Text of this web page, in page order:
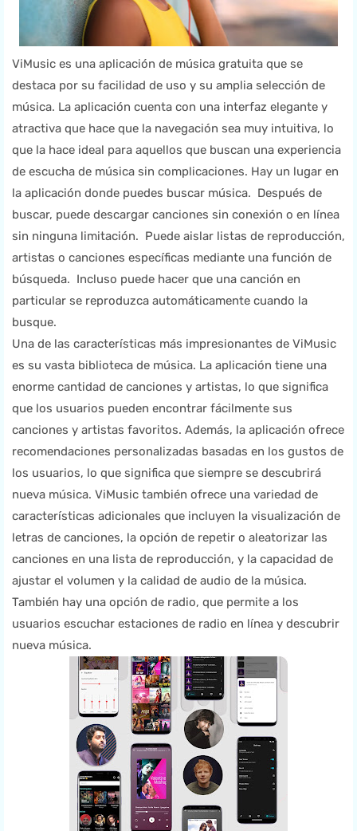
ViMusic es una aplicación de música gratuita que se
destaca por su facilidad de uso y su amplia selección de
música. La aplicación cuenta con una interfaz elegante y
atractiva que hace que la navegación sea muy intuitiva, lo
que la hace ideal para aquellos que buscan una experiencia
de escucha de música sin complicaciones. Hay un lugar en
la aplicación donde puedes buscar música. Después de
buscar, puede descargar canciones sin conexión o en línea
sin ninguna limitación. Puede aislar listas de reproducción,
artistas o canciones específicas mediante una función de
búsqueda. Incluso puede hacer que una canción en
particular se reproduzca automáticamente cuando la
busque.
Una de las características más impresionantes de ViMusic
es su vasta biblioteca de música. La aplicación tiene una
enorme cantidad de canciones y artistas, lo que significa
que los usuarios pueden encontrar fácilmente sus
canciones y artistas favoritos. Además, la aplicación ofrece
recomendaciones personalizadas basadas en los gustos de
los usuarios, lo que significa que siempre se descubrirá
nueva música. ViMusic también ofrece una variedad de
características adicionales que incluyen la visualización de
letras de canciones, la opción de repetir o aleatorizar las
canciones en una lista de reproducción, y la capacidad de
ajustar el volumen y la calidad de audio de la música.
También hay una opción de radio, que permite a los
usuarios escuchar estaciones de radio en línea y descubrir
nueva música.